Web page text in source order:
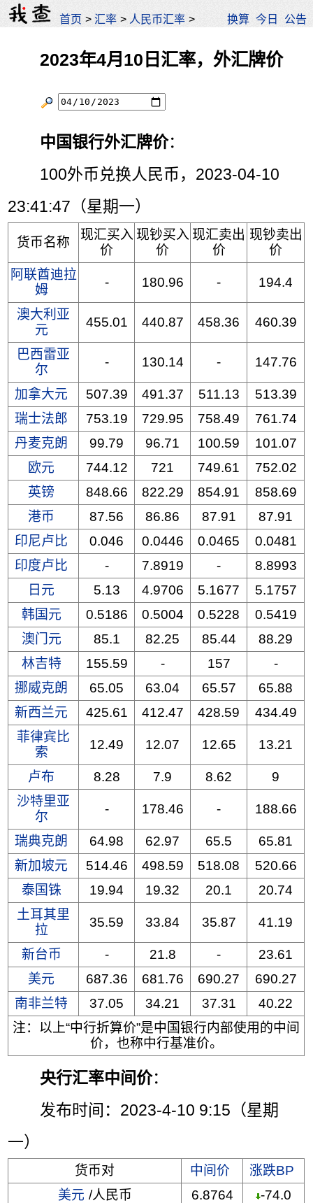
首页 >汇率 > 人民币汇率 > 换算 今日 公告
2023年4月10日汇率，外汇牌价
中国银行外汇牌价：
100外币兑换人民币，2023-04-10
23:41:47（星期一）
货币名称
现汇买入
价
现钞买入
价
现汇卖出
价
现钞卖出
价
阿联酋迪拉
姆
- 180.96 - 194.4
澳大利亚
元
455.01 440.87 458.36 460.39
巴西雷亚
尔
- 130.14 - 147.76
加拿大元 507.39 491.37 511.13
513.39
瑞士法郎
753.19 729.95 758.49
761.74
丹麦克朗
99.79 96.71 100.59
101.07
欧元
744.12 721 749.61
752.02
英镑
848.66 822.29 854.91
858.69
港币
87.56 86.86 87.91
87.91
印尼卢比
0.046 0.0446 0.0465
0.0481
印度卢比
- 7.8919 -
8.8993
日元
5.13 4.9706 5.1677
5.1757
韩国元
0.5186 0.5004 0.5228
0.5419
澳门元
85.1 82.25 85.44
88.29
林吉特
155.59 - 157
-
挪威克朗
65.05 63.04 65.57
65.88
新西兰元
425.61 412.47 428.59
434.49
菲律宾比
索
12.49 12.07 12.65 13.21
卢布 8.28 7.9 8.62
9
沙特里亚
尔
- 178.46 - 188.66
瑞典克朗 64.98 62.97 65.5
65.81
新加坡元
514.46 498.59 518.08
520.66
泰国铢
19.94 19.32 20.1
20.74
土耳其里
拉
35.59 33.84 35.87 41.19
新台币 - 21.8 -
23.61
美元
687.36 681.76 690.27
690.27
南非兰特
37.05 34.21 37.31
40.22
注：以上“中行折算价”是中国银行内部使用的中间
价，也称中行基准价。
央行汇率中间价：
发布时间：2023-4-10 9:15（星期
一）
货币对 中间价
涨跌BP
美元 /人民币 6.8764
-74.0